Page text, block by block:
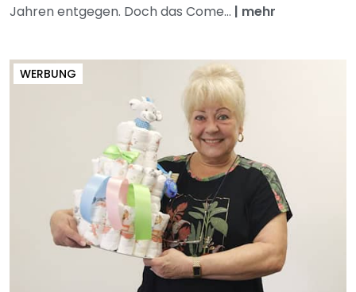
Jahren entgegen. Doch das Come... | mehr
WERBUNG